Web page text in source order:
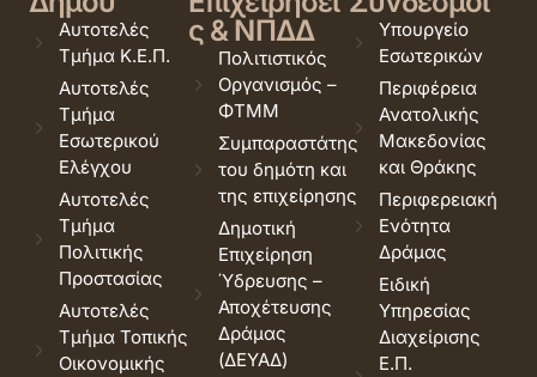
Αυτοτελές
Τμήμα Κ.Ε.Π.
Αυτοτελές
Τμήμα
Εσωτερικού
Ελέγχου
Αυτοτελές
Τμήμα
Πολιτικής
Προστασίας
Αυτοτελές
Τμήμα Τοπικής
Οικονομικής
ς & ΝΠΔΔ
Πολιτιστικός
Οργανισμός –
ΦΤΜΜ
Συμπαραστάτης
του δημότη και
της επιχείρησης
Δημοτική
Επιχείρηση
Ύδρευσης –
Αποχέτευσης
Δράμας
(ΔΕΥΑΔ)
Υπουργείο
Εσωτερικών
Περιφέρεια
Ανατολικής
Μακεδονίας
και Θράκης
Περιφερειακή
Ενότητα
Δράμας
Ειδική
Υπηρεσίας
Διαχείρισης
Ε.Π.